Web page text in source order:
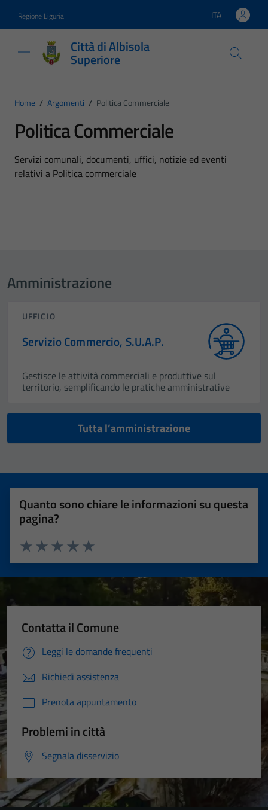
Regione Liguria Lingua attiva:
ITA
Città di Albisola
Superiore
Home / Argomenti / Politica Commerciale
Politica Commerciale
Dettagli dell'argomento
Servizi comunali, documenti, uffici, notizie ed eventi
relativi a Politica commerciale
Amministrazione
UFFICIO
Servizio Commercio, S.U.A.P.
Gestisce le attività commerciali e produttive sul
territorio, semplificando le pratiche amministrative
Tutta l’amministrazione
Quanto sono chiare le informazioni su questa
pagina?
Valuta 5 stelle su 5
Valuta 4 stelle su 5
Valuta 3 stelle su 5
Valuta 2 stelle su 5
Valuta 1 stelle su 5
Contatta il Comune
Leggi le domande frequenti
Richiedi assistenza
Prenota appuntamento
Problemi in città
Segnala disservizio